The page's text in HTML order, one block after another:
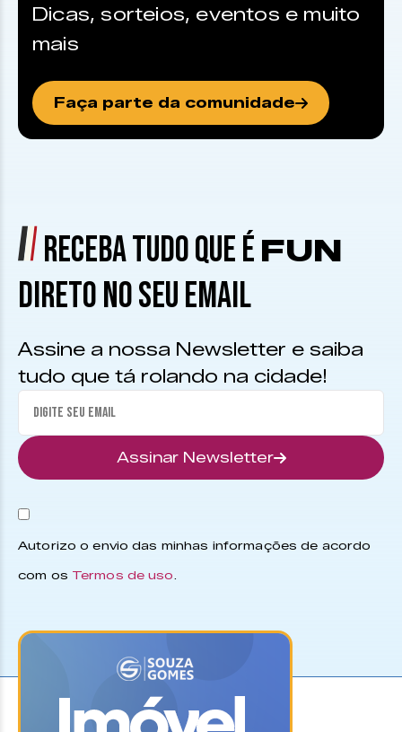
Dicas, sorteios, eventos e muito
mais
Faça parte da comunidade
RECEBA TUDO QUE É FUN
DIRETO NO SEU EMAIL
Assine a nossa Newsletter e saiba
tudo que tá rolando na cidade!
Assinar Newsletter
Autorizo o envio das minhas informações de acordo
com os Termos de uso.